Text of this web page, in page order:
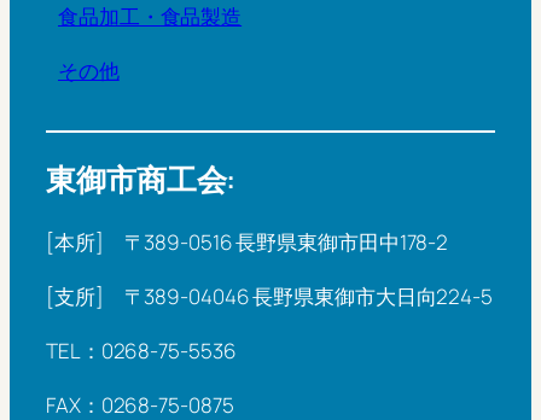
食品加工・食品製造
その他
東御市商工会:
[本所] 〒389-0516 長野県東御市田中178-2
[支所] 〒389-04046 長野県東御市大日向224-5
TEL：0268-75-5536
FAX：0268-75-0875